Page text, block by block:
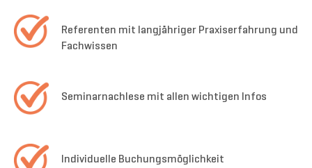
Referenten mit langjähriger Praxiserfahrung und
Fachwissen
Seminarnachlese mit allen wichtigen Infos
Individuelle Buchungsmöglichkeit